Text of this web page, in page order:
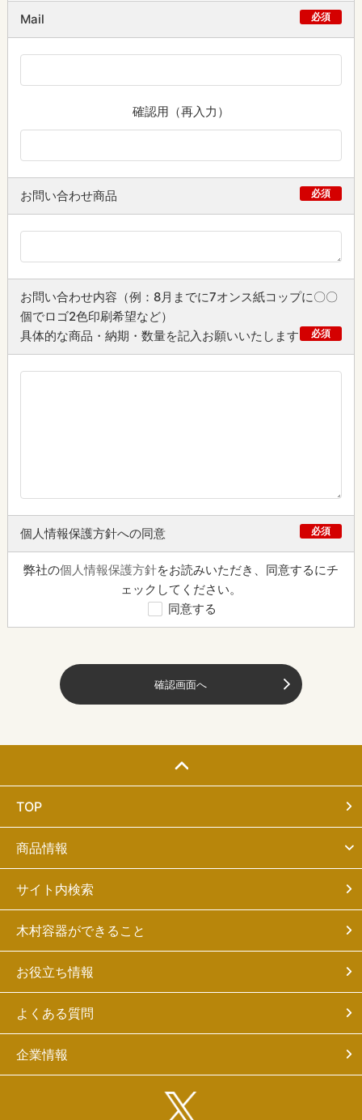
Mail 必須
確認用（再入力）
お問い合わせ商品 必須
お問い合わせ内容（例：8月までに7オンス紙コップに〇〇
個でロゴ2色印刷希望など）
具体的な商品・納期・数量を記入お願いいたします
必須
個人情報保護方針への同意 必須
弊社の個人情報保護方針をお読みいただき、同意するにチ
ェックしてください。
同意する
TOP
商品情報
サイト内検索
木村容器ができること
お役立ち情報
よくある質問
企業情報